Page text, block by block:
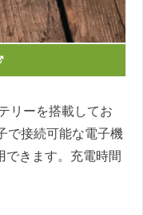
リーを搭載してお
で接続可能な電子機
できます。充電時間